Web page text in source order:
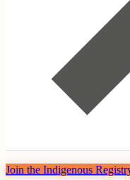
Join the Indigenous